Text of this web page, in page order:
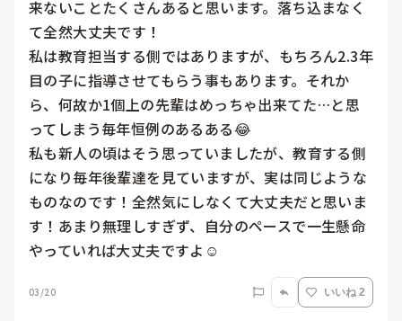
来ないことたくさんあると思います。落ち込まなく
て全然大丈夫です！
私は教育担当する側ではありますが、もちろん2.3年
目の子に指導させてもらう事もあります。それか
ら、何故か1個上の先輩はめっちゃ出来てた…と思
ってしまう毎年恒例のあるある😂
私も新人の頃はそう思っていましたが、教育する側
になり毎年後輩達を見ていますが、実は同じような
ものなのです！全然気にしなくて大丈夫だと思いま
す！あまり無理しすぎず、自分のペースで一生懸命
やっていれば大丈夫ですよ☺️
03/20 いいね 2